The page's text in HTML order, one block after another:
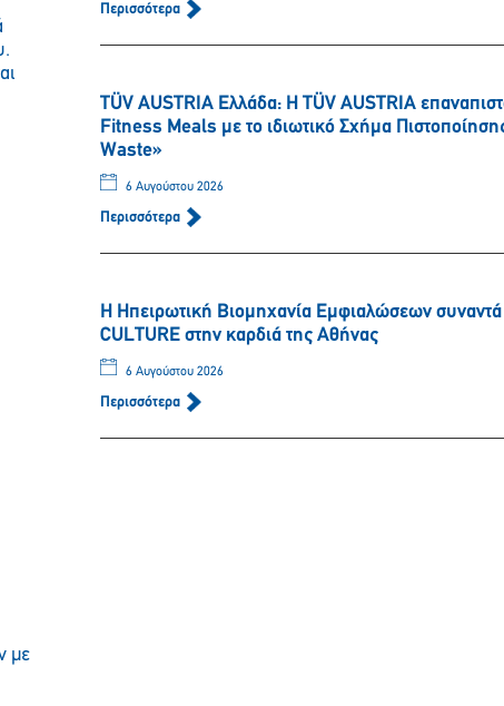
με
Περισσότερα
TÜV AUSTRIA Ελλάδα: Η TÜV AUSTRIA
Fitness Meals με το ιδιωτικό Σχήμα
Waste»
6 Αυγούστου 2026
Περισσότερα
Η Ηπειρωτική Βιομηχανία Εμφιαλώσεων
CULTURE στην καρδιά της Αθήνας
6 Αυγούστου 2026
Περισσότερα
Παρακαλώ περιμένετε…